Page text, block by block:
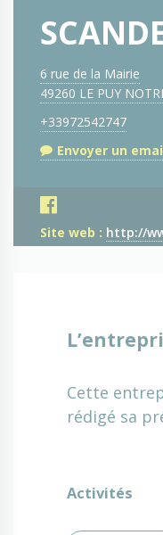
6 rue de la Mairie
49260 LE PUY
+33972542747
Envoyer un
Site web : http://
Cette
rédigé sa
Activités